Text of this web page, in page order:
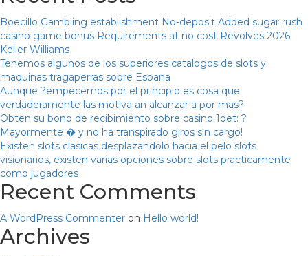
Boecillo Gambling establishment No-deposit Added sugar rush
casino game bonus Requirements at no cost Revolves 2026
Keller Williams
Tenemos algunos de los superiores catalogos de slots y
maquinas tragaperras sobre Espana
Aunque ?empecemos por el principio es cosa que
verdaderamente las motiva an alcanzar a por mas?
Obten su bono de recibimiento sobre casino 1bet: ?
Mayormente � y no ha transpirado giros sin cargo!
Existen slots clasicas desplazandolo hacia el pelo slots
visionarios, existen varias opciones sobre slots practicamente
como jugadores
Recent Comments
A WordPress Commenter on Hello world!
Archives